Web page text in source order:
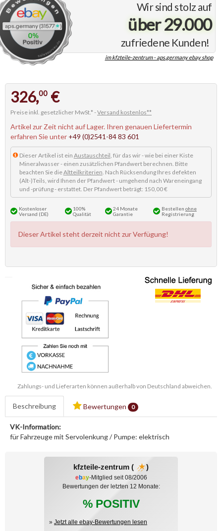
Wir sind stolz auf
über 29.000
zufriedene Kunden!
im kfzteile-zentrum - aps.germany ebay shop
326,00 €
Preise inkl. gesetzlicher MwSt.* -Versand kostenlos**
Artikel zur Zeit nicht auf Lager. Ihren genauen Liefertermin
erfahren Sie unter +49 (0)2541-84 83 601
Dieser Artikel ist ein Austauschteil, für das wir - wie bei einer Kiste
Mineralwasser - einen zusätzlichen Pfandwert berechnen. Bitte
beachten Sie dieAltteilkriterien. Nach Rücksendung Ihres defekten
(Alt-)Teils, wird Ihnen der Pfandwert - umgehend nach Wareneingang
und -prüfung - erstattet. Der Pfandwert beträgt: 150,00 €
Kostenloser
Versand (DE)
100%
Qualität
24 Monate
Garantie
Bestellen ohne
Registrierung
Dieser Artikel steht derzeit nicht zur Verfügung!
Zahlungs- und Lieferarten können außerhalb von Deutschland abweichen.
Beschreibung Bewertungen 0
VK-Information:
für Fahrzeuge mit Servolenkung / Pumpe: elektrisch
kfzteile-zentrum ( )
ebay-Mitglied seit 08/2006
Bewertungen der letzten 12 Monate:
% POSITIV
» Jetzt alle ebay-Bewertungen lesen